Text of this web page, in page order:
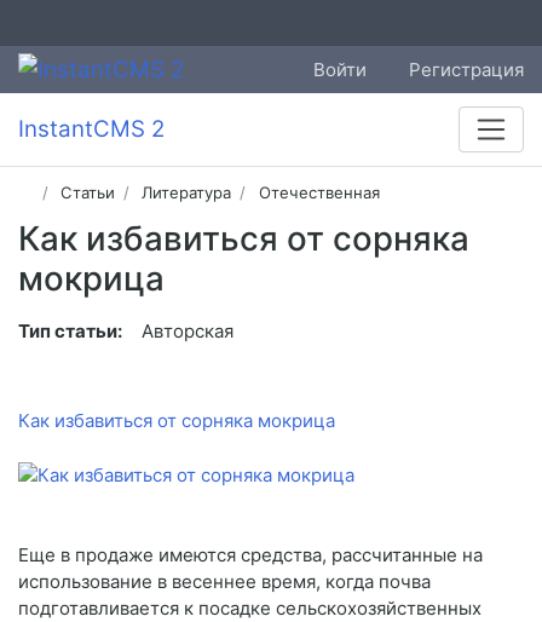
Войти Регистрация
InstantCMS 2
Статьи Литература Отечественная
Как избавиться от сорняка
мокрица
Тип статьи: Авторская
Как избавиться от сорняка мокрица
Еще в продаже имеются средства, рассчитанные на
использование в весеннее время, когда почва
подготавливается к посадке сельскохозяйственных